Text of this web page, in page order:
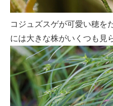
コジュズスゲが可愛い穂を
には大きな株がいくつも見